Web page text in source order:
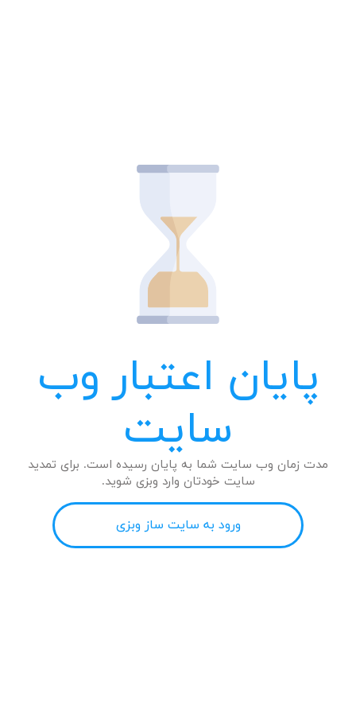
پایان اعتبار وب
سایت
مدت زمان وب سایت شما به پایان رسیده است. برای تمدید
سایت خودتان وارد وبزی شوید.
ورود به سایت ساز وبزی